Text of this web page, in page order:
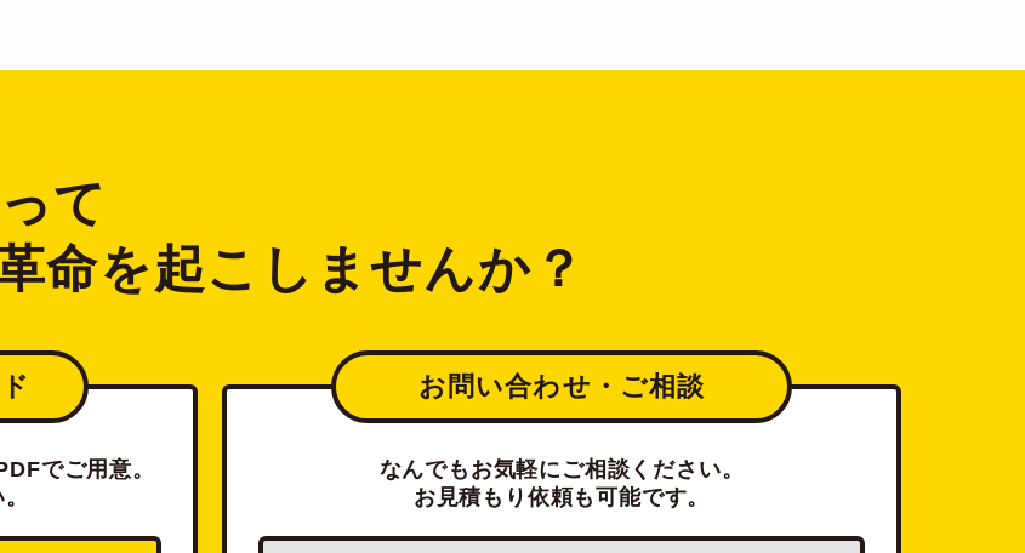
て
命を起こしませんか？
でご用意。
お問い合わせ・ご相談
なんでもお気軽にご相談ください。
お見積もり依頼も可能です。